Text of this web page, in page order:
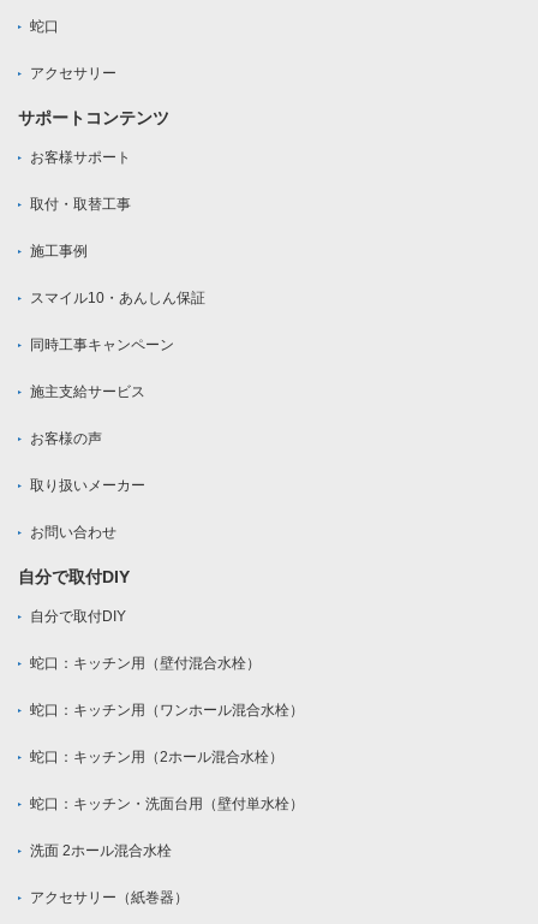
蛇口
アクセサリー
サポートコンテンツ
お客様サポート
取付・取替工事
施工事例
スマイル10・あんしん保証
同時工事キャンペーン
施主支給サービス
お客様の声
取り扱いメーカー
お問い合わせ
自分で取付DIY
自分で取付DIY
蛇口：キッチン用（壁付混合水栓）
蛇口：キッチン用（ワンホール混合水栓）
蛇口：キッチン用（2ホール混合水栓）
蛇口：キッチン・洗面台用（壁付単水栓）
洗面 2ホール混合水栓
アクセサリー（紙巻器）